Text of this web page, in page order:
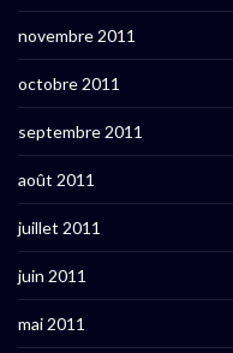
novembre 2011
octobre 2011
septembre 2011
août 2011
juillet 2011
juin 2011
mai 2011